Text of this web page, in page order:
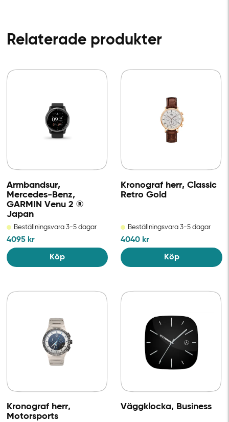
Relaterade produkter
Armbandsur,
Mercedes-Benz,
GARMIN Venu 2 ®
Japan
Beställningsvara 3-5 dagar
4095 kr
Köp
Kronograf herr, Classic
Retro Gold
Beställningsvara 3-5 dagar
4040 kr
Köp
Kronograf herr,
Motorsports
Väggklocka, Business